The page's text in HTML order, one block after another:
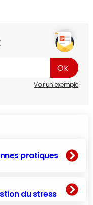
Voir un exemple
pratiques
du stress